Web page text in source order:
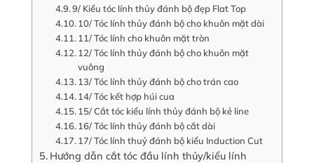
9/ Kiểu tóc lính thủy đánh bộ đẹp Flat Top
10/ Tóc lính thủy đánh bộ cho khuôn mặt dài
11/ Tóc lính cho khuôn mặt tròn
12/ Tóc lính thủy đánh bộ cho khuôn mặt
vuông
13/ Tóc lính thủy đánh bộ cho trán cao
14/ Tóc kết hợp húi cua
15/ Cắt tóc kiểu lính thủy đánh bộ kẻ line
16/ Tóc lính thủy đánh bộ cắt dài
17/ Tóc lính thuỷ đánh bộ kiểu Induction Cut
Hướng dẫn cắt tóc đầu lính thủy/kiểu lính